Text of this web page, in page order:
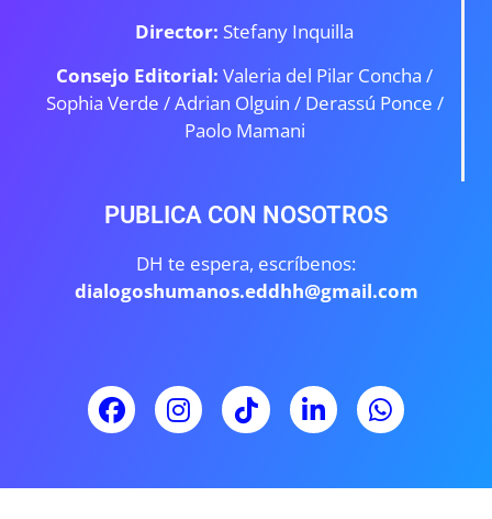
Director: Stefany Inquilla
Consejo Editorial: Valeria del Pilar Concha /
Sophia Verde /Adrian Olguin / Derassú Ponce /
Paolo Mamani
PUBLICA CON NOSOTROS
DH te espera, escríbenos:
dialogoshumanos.eddhh@gmail.com